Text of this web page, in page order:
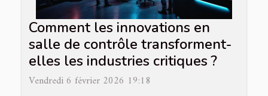
Comment les innovations en
salle de contrôle transforment-
elles les industries critiques ?
Vendredi 6 février 2026 19:18